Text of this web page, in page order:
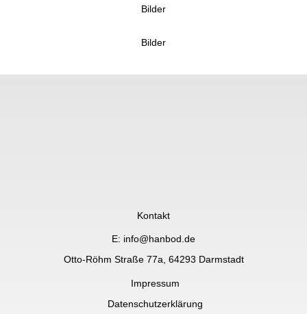
Bilder
Bilder
Kontakt
E: info@hanbod.de
Otto-Röhm Straße 77a, 64293 Darmstadt
Impressum
Datenschutzerklärung